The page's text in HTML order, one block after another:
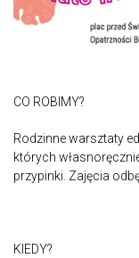
CO ROBIMY?
Rodzinne warsztaty
których
przypinki. Zajęcia
KIEDY?